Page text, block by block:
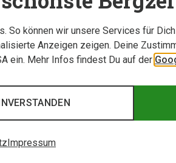
So können wir unsere Services für
Anzeigen zeigen. Deine
ein. Mehr Infos findest Du auf der
Impressum